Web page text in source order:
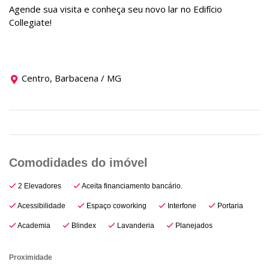
Agende sua visita e conheça seu novo lar no Edifício
Collegiate!
Centro, Barbacena / MG
2 Elevadores Aceita financiamento bancário.
Acessibilidade Espaço coworking Interfone Portaria
Academia Blindex Lavanderia Planejados
Proximidade